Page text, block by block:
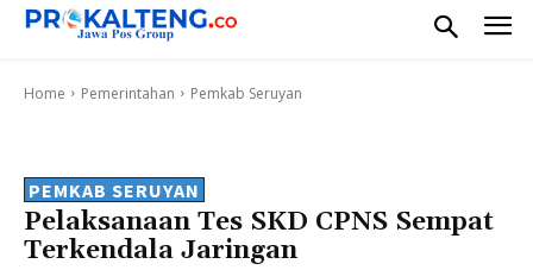
Home Pemerintahan Pemkab Seruyan
PEMKAB SERUYAN
Pelaksanaan Tes SKD CPNS Sempat
Terkendala Jaringan